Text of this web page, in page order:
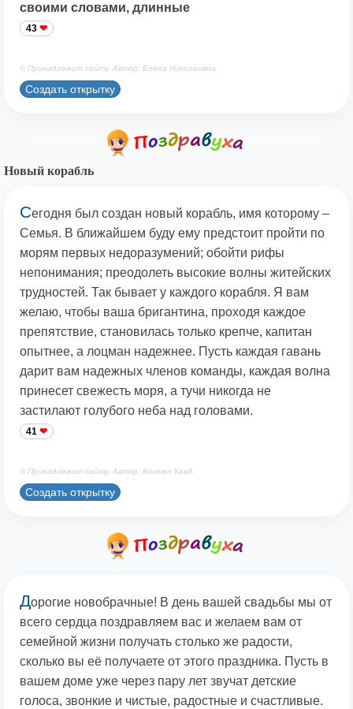
своими словами, длинные
43
© Принадлежит сайту. Автор: Елена Николаевна
Создать открытку
Новый корабль
Сегодня был создан новый корабль, имя которому –
Семья. В ближайшем буду ему предстоит пройти по
морям первых недоразумений; обойти рифы
непонимания; преодолеть высокие волны житейских
трудностей. Так бывает у каждого корабля. Я вам
желаю, чтобы ваша бригантина, проходя каждое
препятствие, становилась только крепче, капитан
опытнее, а лоцман надежнее. Пусть каждая гавань
дарит вам надежных членов команды, каждая волна
принесет свежесть моря, а тучи никогда не
застилают голубого неба над головами.
41
© Принадлежит сайту. Автор: Костен КавА
Создать открытку
Дорогие новобрачные! В день вашей свадьбы мы от
всего сердца поздравляем вас и желаем вам от
семейной жизни получать столько же радости,
сколько вы её получаете от этого праздника. Пусть в
вашем доме уже через пару лет звучат детские
голоса, звонкие и чистые, радостные и счастливые.